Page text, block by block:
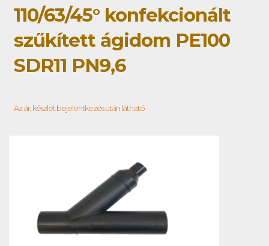
110/63/45° konfekcionált
szűkített ágidom PE100
SDR11 PN9,6
Az ár, készlet bejelentkezés után látható